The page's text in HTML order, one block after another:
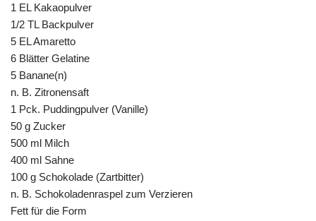
1 EL Kakaopulver
1/2 TL Backpulver
5 EL Amaretto
6 Blätter Gelatine
5 Banane(n)
n. B. Zitronensaft
1 Pck. Puddingpulver (Vanille)
50 g Zucker
500 ml Milch
400 ml Sahne
100 g Schokolade (Zartbitter)
n. B. Schokoladenraspel zum Verzieren
Fett für die Form